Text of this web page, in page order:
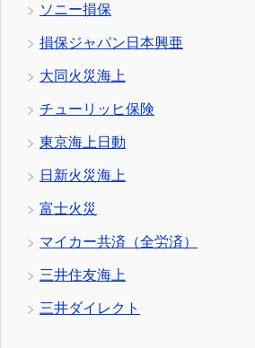
ソニー損保
損保ジャパン日本興亜
大同火災海上
チューリッヒ保険
東京海上日動
日新火災海上
富士火災
マイカー共済（全労済）
三井住友海上
三井ダイレクト